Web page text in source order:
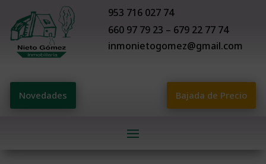
953 716 027 74
660 97 79 23 – 679 22 77 74
inmonietogomez@gmail.com
Novedades Bajada de Precio